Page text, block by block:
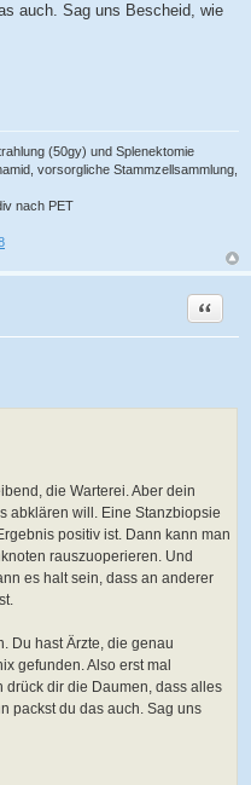
auch. Sag uns Bescheid, wie
(50gy) und Splenektomie
vorsorgliche Stammzellsammlung,
nach PET
Zitat
die Warterei. Aber dein
abklären will. Eine Stanzbiopsie
positiv ist. Dann kann man
rauszuoperieren. Und
es halt sein, dass an anderer
Du hast Ärzte, die genau
gefunden. Also erst mal
drück dir die Daumen, dass alles
packst du das auch. Sag uns